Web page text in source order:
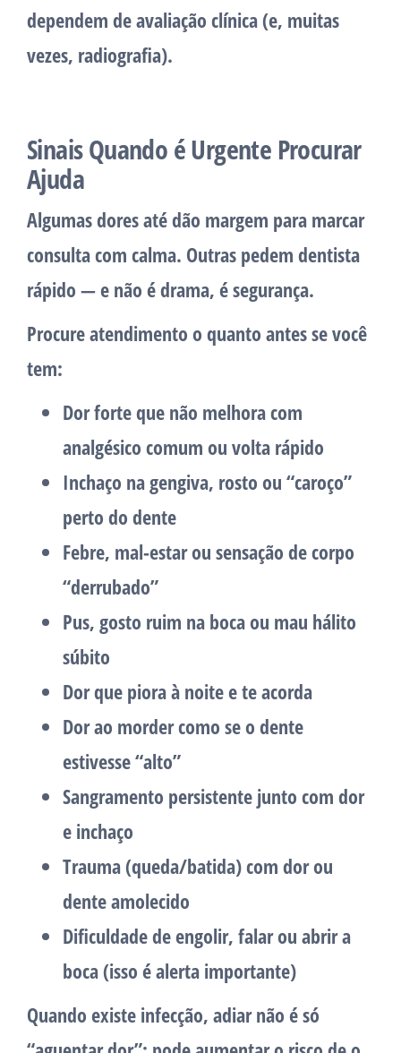
dependem de avaliação clínica(e, muitas
vezes, radiografia).
Sinais Quando é Urgente Procurar
Ajuda
Algumas dores até dão margem para marcar
consulta com calma. Outras pedem dentista
rápido — e não é drama, é segurança.
Procure atendimento o quanto antes se você
tem:
Dor forte que não melhoracom
analgésico comum ou volta rápido
Inchaço na gengiva, rosto ou “caroço”
perto do dente
Febre, mal-estar ou sensação de corpo
“derrubado”
Pus, gosto ruim na boca ou mau hálito
súbito
Dor que piora à noitee te acorda
Dor ao mordercomo se o dente
estivesse “alto”
Sangramento persistente junto com dor
e inchaço
Trauma(queda/batida) com dor ou
dente amolecido
Dificuldade de engolir, falar ou abrir a
boca (isso é alerta importante)
Quando existe infecção, adiar não é só